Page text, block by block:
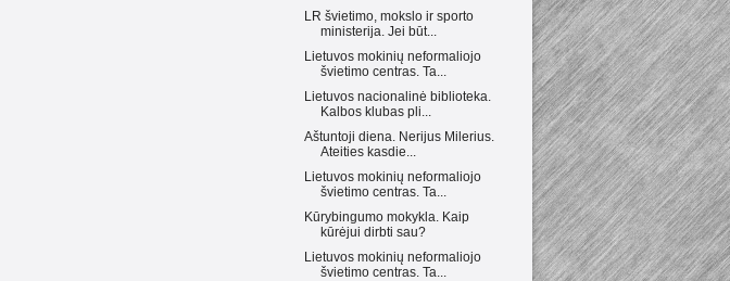
LR švietimo, mokslo ir sporto
ministerija. Jei būt...
Lietuvos mokinių neformaliojo
švietimo centras. Ta...
Lietuvos nacionalinė biblioteka.
Kalbos klubas pli...
Aštuntoji diena. Nerijus Milerius.
Ateities kasdie...
Lietuvos mokinių neformaliojo
švietimo centras. Ta...
Kūrybingumo mokykla. Kaip
kūrėjui dirbti sau?
Lietuvos mokinių neformaliojo
švietimo centras. Ta...